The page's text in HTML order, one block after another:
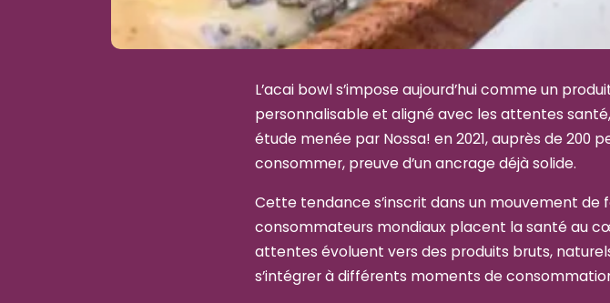
L’acai bowl s’impose aujourd’hui comme un
personnalisable et aligné avec les attentes
étude menée par Nossa! en 2021, auprès de 200
consommer, preuve d’un ancrage déjà solide.
Cette tendance s’inscrit dans un mouvement de
consommateurs mondiaux placent la santé au
attentes évoluent vers des produits bruts,
s’intégrer à différents moments de